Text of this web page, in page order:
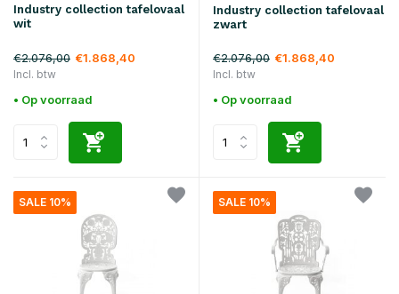
Industry collection tafelovaal
wit
€2.076,00 €1.868,40
Incl. btw
• Op voorraad
Industry collection tafelovaal
zwart
€2.076,00 €1.868,40
Incl. btw
• Op voorraad
SALE 10% SALE 10%